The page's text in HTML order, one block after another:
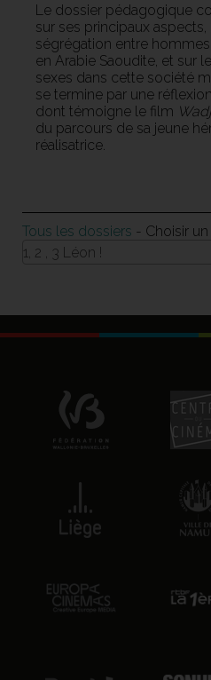
Le dossier pédagogique
sur ses principaux
ségrégation entre
en Arabie Saoudite, et sur
sexes dans cette société
se termine par une
dont témoigne le film
du parcours de sa jeune
réalisatrice.
Tous les dossiers - Choisir
1, 2 , 3 Léon !